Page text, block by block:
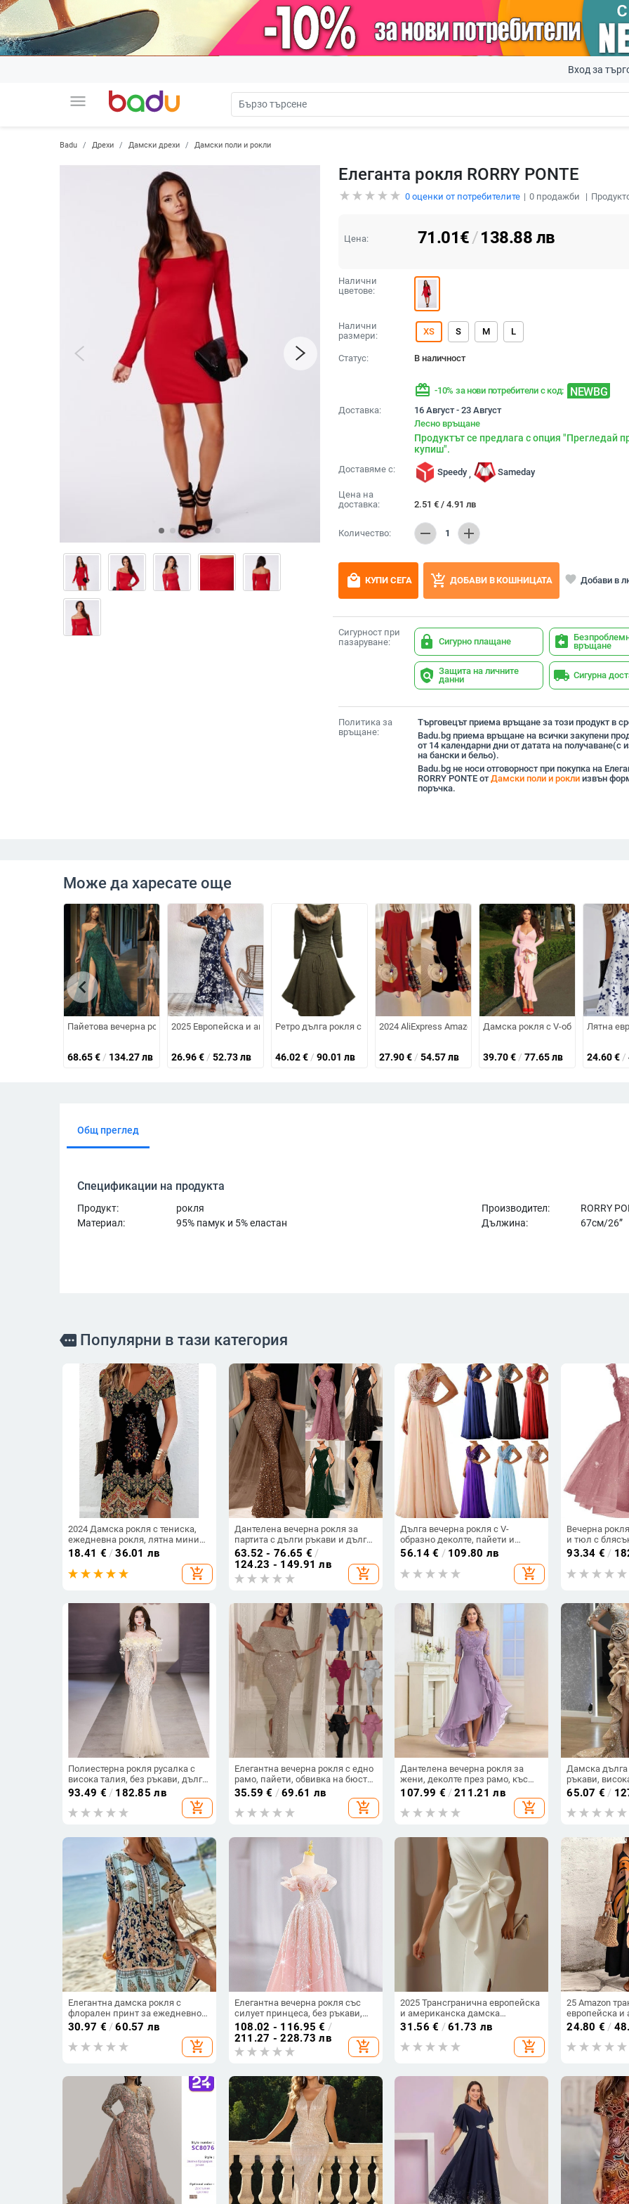
menu
Вход за
Badu Дрехи Дамски дрехи Дамски поли и рокли
Елеганта рокля RORRY PONTE
0оценки от потребителите 0продажби
Цена: 71.01€/138.88 лв
Налични
цветове:
Налични
размери:
XS S M L
Статус: В наличност
redeem -10% за нови потребители с код: NEWBG
Доставка:
16 Август - 23 Август
Лесно връщане
Продуктът се предлага с опция "Прегледай
купиш".
Доставяме с: Speedy , Sameday
Цена на
доставка:
2.51 € / 4.91 лв
Количество: remove 1 add
local_mall КУПИ СЕГА add_shopping_cart ДОБАВИ В КОШНИЦАТА favorite Добави в
Сигурност при
пазаруване:
lock Сигурно плащане assignment_return връщане
policy Защита на личните
данни
local_shipping Сигурна
Политика за
връщане:
Търговецът приема връщане за този продукт в
Badu.bg приема връщане на всички закупени
от 14 календарни дни от датата на получаване(с
на бански и бельо).
Badu.bg не носи отговорност при покупка на
RORRY PONTE отДамски поли и роклиизвън
поръчка.
Може да харесате още
Пайетова вечерна рокля с цепка, презрамки тип спагети, косо рамо, силует с рибешка опашка
68.65€ / 134.27 лв
2025 Европейска и американска трансгранична дамска секси рокля с нередовна форма, дълга плажна
26.96€ / 52.73 лв
Ретро дълга рокля с дълги ръкави, пухкави вложки и яка‑кукла, плат
46.02€ / 90.01 лв
2024 AliExpress Amazon Европейска и американска
27.90€ / 54.57 лв
Дамска рокля с V-образно
39.70€ / 77.65 лв
Лятна
24.60€ /
chevron_left
Общ преглед
Спецификации на продукта
Продукт: рокля Производител:
RORRY
Материал:
95% памук и 5% еластан Дължина: 67см/26”
more Популярни в тази категория
2024 Дамска рокля с тениска,
ежедневна рокля, лятна мини
рокля с флорален принт и V-
образно деколте
18.41 € /36.01 лв
add_shopping_cart
Дантелена вечерна рокля за
партита с дълги ръкави и дълга
пола, дълбоко V-образно
деколте, полиестер-еластанова
материя
63.52 - 76.65 € /
124.23 - 149.91 лв
add_shopping_cart
Дълга вечерна рокля с V-
образно деколте, пайети и
шифон, силует А-образен,
висока талия
56.14€ / 109.80 лв
add_shopping_cart
Вечерна
и тюл с
мотив
ръкави,
93.34 € /
Полиестерна рокля русалка с
висока талия, без ръкави, дълга
пола
93.49 € / 182.85 лв
add_shopping_cart
Елегантна вечерна рокля с едно
рамо, пайети, обвивка на бюста,
дълга молив рокля с висока
талия
35.59 € /69.61 лв
add_shopping_cart
Дантелена вечерна рокля за
жени, деколте през рамо, къс
ръкав, дълга A-линия парти
рокля с висока талия
107.99 € /211.21 лв
add_shopping_cart
Дамска дълга
ръкави,
пола,
65.07 € /
Елегантна дамска рокля с
флорален принт за ежедневно
пътуване до работа, европейска
и американска, трансгранична,
Amazon, 2025 г.
30.97 € /60.57 лв
add_shopping_cart
Елегантна вечерна рокля със
силует принцеса, без ръкави,
дълга пола, талия средна,
полиестер
108.02 - 116.95 € /
211.27 - 228.73 лв
add_shopping_cart
2025 Трансгранична европейска
и американска дамска
независима рокля с панделка,
декоративна рокля, рокля, къса
пола, жилетки
31.56 € /61.73 лв
add_shopping_cart
25 Amazon
европейска и
плажна блуза,
ваканционен
24.80 € /